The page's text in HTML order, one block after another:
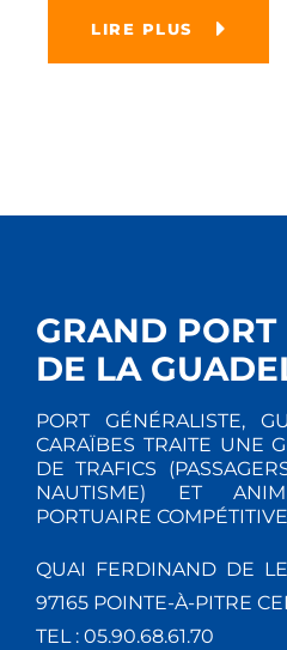
LIRE PLUS
GRAND
DE LA
PORT GÉNÉRALISTE,
CARAÏBES TRAITE UNE
DE TRAFICS
NAUTISME) ET
PORTUAIRE
QUAI FERDINAND DE
97165 POINTE-À-PITRE
TEL : 05.90.68.61.70